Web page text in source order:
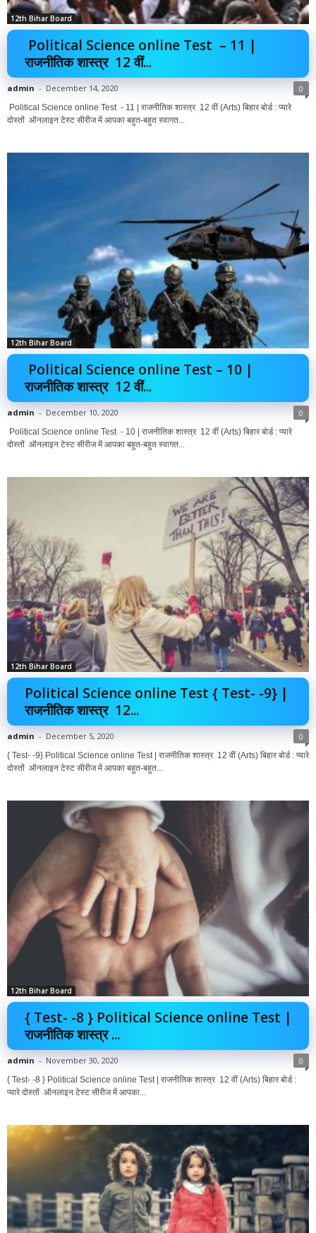
12th Bihar Board
Political Science online Test – 11 |
राजनीतिक शास्त्र 12 वीं...
admin - December 14, 2020 0
Political Science online Test - 11 | राजनीतिक शास्त्र 12 वीं (Arts) बिहार बोर्ड : प्यारे
दोस्तों ऑनलाइन टेस्ट सीरीज में आपका बहुत-बहुत स्वागत...
12th Bihar Board
Political Science online Test – 10 |
राजनीतिक शास्त्र 12 वीं...
admin - December 10, 2020 0
Political Science online Test - 10 | राजनीतिक शास्त्र 12 वीं (Arts) बिहार बोर्ड : प्यारे
दोस्तों ऑनलाइन टेस्ट सीरीज में आपका बहुत-बहुत स्वागत...
12th Bihar Board
Political Science online Test { Test- -9} |
राजनीतिक शास्त्र 12...
admin - December 5, 2020 0
{ Test- -9} Political Science online Test | राजनीतिक शास्त्र 12 वीं (Arts) बिहार बोर्ड : प्यारे
दोस्तों ऑनलाइन टेस्ट सीरीज में आपका बहुत-बहुत...
12th Bihar Board
{ Test- -8 } Political Science online Test |
राजनीतिक शास्त्र ...
admin - November 30, 2020 0
{ Test- -8 } Political Science online Test | राजनीतिक शास्त्र 12 वीं (Arts) बिहार बोर्ड :
प्यारे दोस्तों ऑनलाइन टेस्ट सीरीज में आपका...